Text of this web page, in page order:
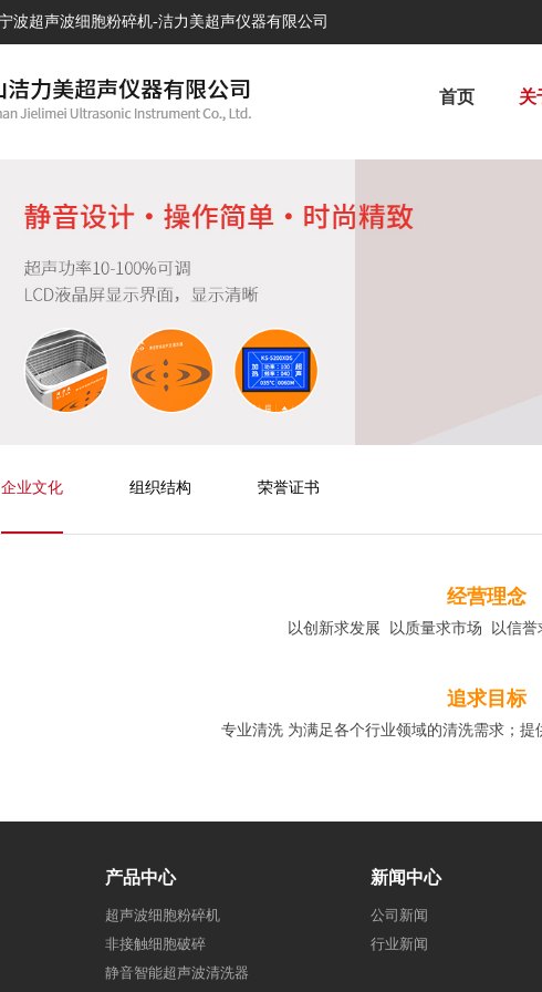
波超声波细胞粉碎机-洁力美超声仪器有限公司
首页 关
企业文化 组织结构 荣誉证书
经营理念
以创新求发展 以质量求市场 以信
追求目标
专业清洗 为满足各个行业领域的清洗需求；
产品中心
超声波细胞粉碎机
非接触细胞破碎
静音智能超声波清洗器
新闻中心
公司新闻
行业新闻